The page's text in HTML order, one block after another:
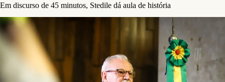
Em discurso de 45 minutos, Stedile dá aula de história